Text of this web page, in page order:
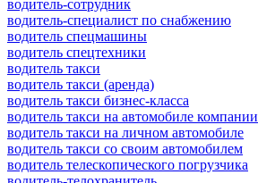
водитель-сотрудник
водитель-специалист по снабжению
водитель спецмашины
водитель спецтехники
водитель такси
водитель такси (аренда)
водитель такси бизнес-класса
водитель такси на автомобиле компании
водитель такси на личном автомобиле
водитель такси со своим автомобилем
водитель телескопического погрузчика